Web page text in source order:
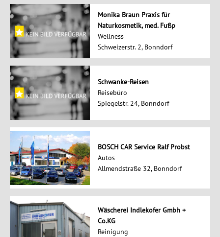
Monika Braun Praxis für
Naturkosmetik, med. Fußp
Wellness
Schweizerstr. 2, Bonndorf
Schwanke-Reisen
Reisebüro
Spiegelstr. 24, Bonndorf
BOSCH CAR Service Ralf Probst
Autos
Allmendstraße 32, Bonndorf
Wäscherei Indlekofer Gmbh +
Co.KG
Reinigung